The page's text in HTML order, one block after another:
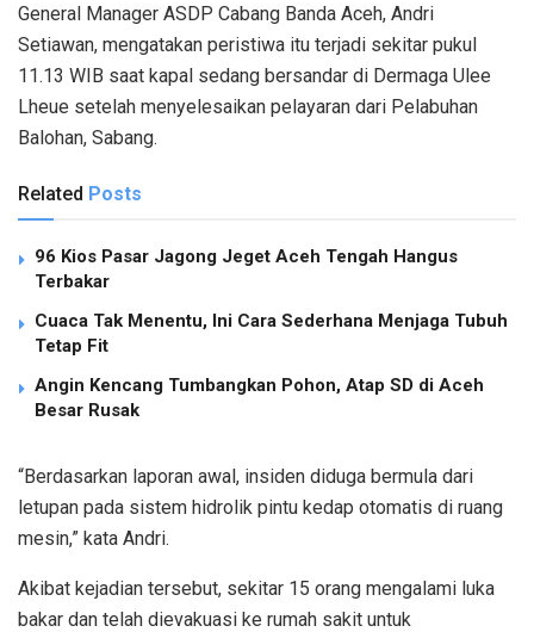
General Manager ASDP Cabang Banda Aceh, Andri
Setiawan, mengatakan peristiwa itu terjadi sekitar pukul
11.13 WIB saat kapal sedang bersandar di Dermaga Ulee
Lheue setelah menyelesaikan pelayaran dari Pelabuhan
Balohan, Sabang.
Related Posts
96 Kios Pasar Jagong Jeget Aceh Tengah Hangus
Terbakar
Cuaca Tak Menentu, Ini Cara Sederhana Menjaga Tubuh
Tetap Fit
Angin Kencang Tumbangkan Pohon, Atap SD di Aceh
Besar Rusak
“Berdasarkan laporan awal, insiden diduga bermula dari
letupan pada sistem hidrolik pintu kedap otomatis di ruang
mesin,” kata Andri.
Akibat kejadian tersebut, sekitar 15 orang mengalami luka
bakar dan telah dievakuasi ke rumah sakit untuk